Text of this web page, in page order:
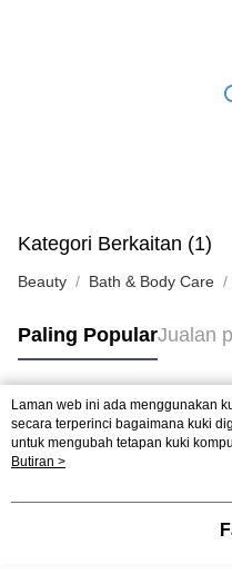
Kategori Berkaitan (1)
Beauty Bath & Body Care
Paling PopularJualan
Tag Popular
Jualan paling laris
Laman web ini ada menggunakan
secara terperinci bagaimana kuki
untuk mengubah tetapan kuki
menggunakan kuki di komputer
mengetahui secara terperinci
mahu menggunakan kuki di
Butiran >